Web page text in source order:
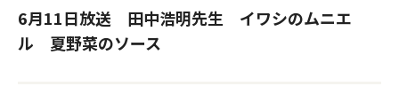
アナウンサー
Announcer
6月11日放送 田中浩明先生 イワシのムニエ
ル 夏野菜のソース